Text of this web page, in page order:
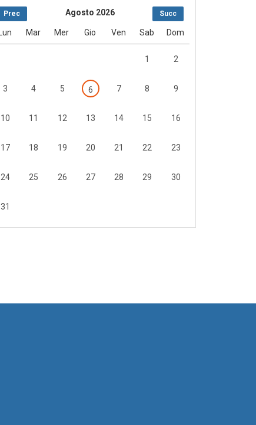
Prec Succ
Agosto 2026
Lun Mar Mer Gio Ven Sab Dom
1 2
3 4 5 6 7 8 9
10 11 12 13 14 15 16
17 18 19 20 21 22 23
24 25 26 27 28 29 30
31